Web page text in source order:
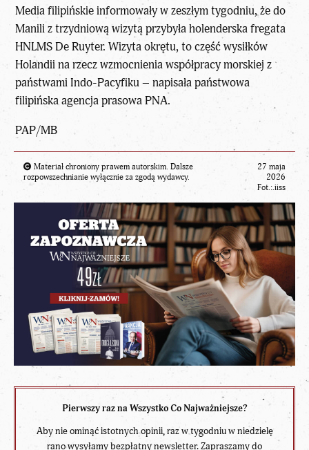
Media filipińskie informowały w zeszłym tygodniu, że do
Manili z trzydniową wizytą przybyła holenderska fregata
HNLMS De Ruyter. Wizyta okrętu, to część wysiłków
Holandii na rzecz wzmocnienia współpracy morskiej z
państwami Indo-Pacyfiku – napisała państwowa
filipińska agencja prasowa PNA.
PAP/MB
Materiał chroniony prawem autorskim. Dalsze
rozpowszechnianie wyłącznie za zgodą wydawcy.
27 maja
2026
Fot.:.iiss
Pierwszy raz na Wszystko Co Najważniejsze?
Aby nie ominąć istotnych opinii, raz w tygodniu w niedzielę
rano wysyłamy bezpłatny newsletter. Zapraszamy do